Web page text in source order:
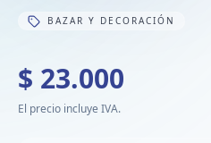
BAZAR Y DECORACIÓN
$ 23.000
El precio incluye IVA.